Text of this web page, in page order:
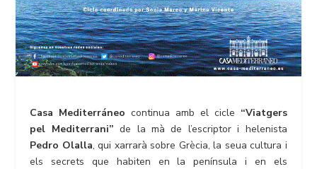
Casa Mediterráneo continua amb el cicle “Viatgers
pel Mediterrani” de la mà de l’escriptor i helenista
Pedro Olalla, qui xarrarà sobre Grècia, la seua cultura i
els secrets que habiten en la península i en els